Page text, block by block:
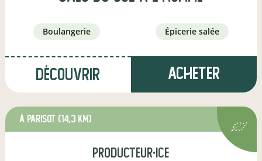
boulangerie épicerie salée
Découvrir Acheter
à Parisot (14,3 km)
producteur·ice